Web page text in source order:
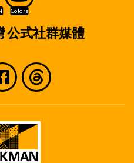
公式社群媒體